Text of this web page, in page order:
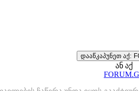
დააწკაპუნეთ აქ:
ან აქ